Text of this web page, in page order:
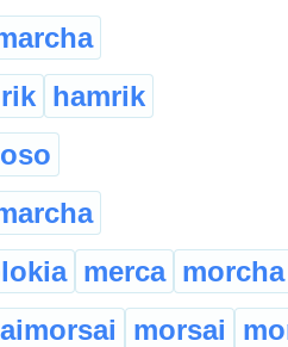
hamrik
merca morcha
morsai